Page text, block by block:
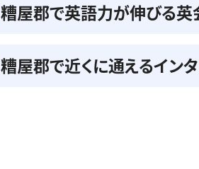
糟屋郡で英語力が伸びる英
糟屋郡で近くに通えるイン